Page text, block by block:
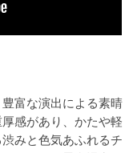
富な演出による素晴
感があり、かたや軽
みと色気あふれるチ